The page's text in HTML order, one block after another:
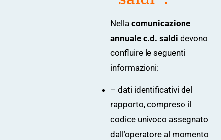
Nella comunicazione
annuale c.d. saldi devono
confluire le seguenti
informazioni:
– dati identificativi del
rapporto, compreso il
codice univoco assegnato
dall’operatore al momento